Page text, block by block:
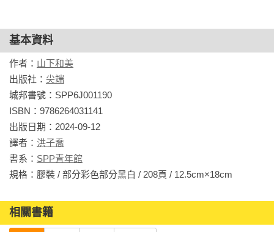
基本資料
作者： 山下和美
出版社： 尖端
城邦書號：SPP6J001190
ISBN：9786264031141
出版日期：2024-09-12
譯者： 洪子喬
書系： SPP青年館
相關書籍